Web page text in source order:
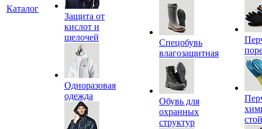
Каталог
Защита от
кислот и
щелочей
Одноразовая
одежда
Спецобувь
влагозащитная
Обувь для
охранных
структур